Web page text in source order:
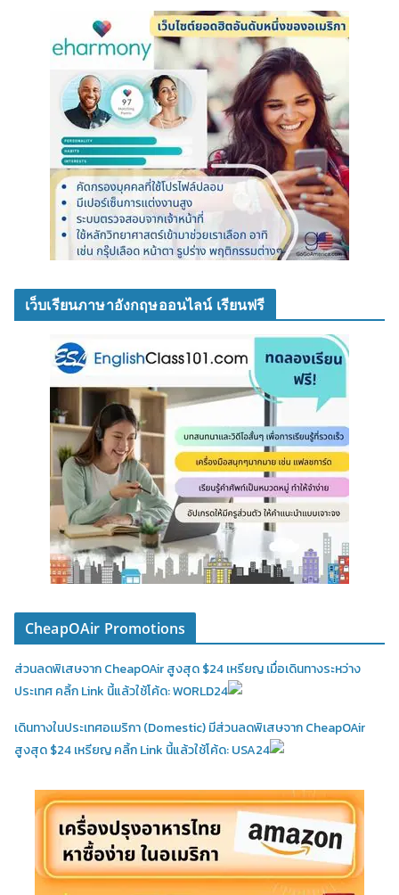
เว็บเรียนภาษาอังกฤษออนไลน์ เรียนฟรี
CheapOAir Promotions
ส่วนลดพิเสษจาก CheapOAir สูงสุด $24 เหรียญ เมื่อเดินทางระหว่าง
ประเทศ คลิ้ก Link นี้แล้วใช้โค้ด: WORLD24
เดินทางในประเทศอเมริกา (Domestic)มีส่วนลดพิเสษจาก CheapOAir
สูงสุด $24 เหรียญ คลิ้ก Link นี้แล้วใช้โค้ด: USA24